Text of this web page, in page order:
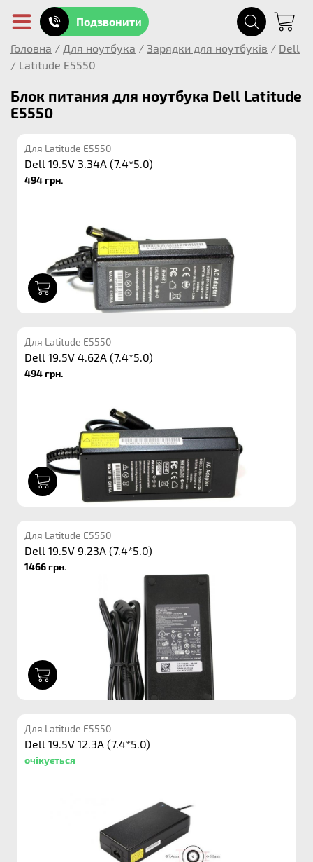
Подзвонити
Головна / Для ноутбука / Зарядки для ноутбуків / Dell
/ Latitude E5550
Блок питания для ноутбука Dell Latitude
E5550
Для Latitude E5550
Dell 19.5V 3.34A (7.4*5.0)
494 грн.
Для Latitude E5550
Dell 19.5V 4.62A (7.4*5.0)
494 грн.
Для Latitude E5550
Dell 19.5V 9.23A (7.4*5.0)
1466 грн.
Для Latitude E5550
Dell 19.5V 12.3A (7.4*5.0)
очікується